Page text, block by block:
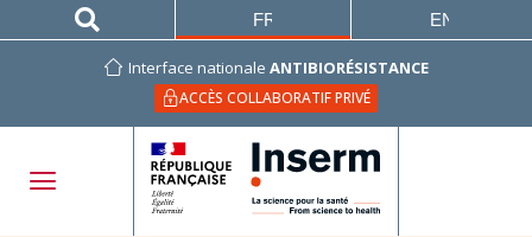
Interface nationale ANTIBIORÉSISTANCE
ACCÈS COLLABORATIF PRIVÉ
FRANÇAIS ENGLISH